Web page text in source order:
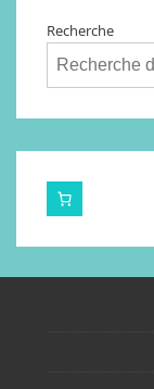
Recherche